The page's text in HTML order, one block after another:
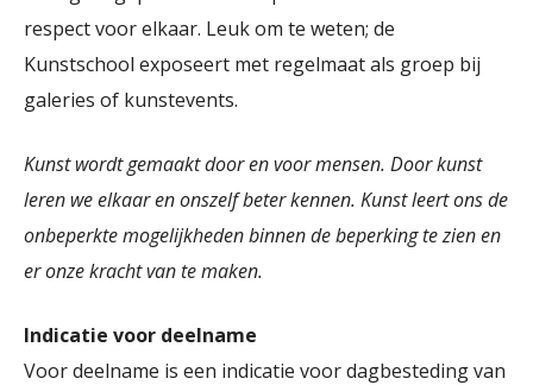
respect voor elkaar. Leuk om te weten; de
Kunstschool exposeert met regelmaat als groep bij
galeries of kunstevents.
Kunst wordt gemaakt door en voor mensen. Door kunst
leren we elkaar en onszelf beter kennen. Kunst leert ons de
onbeperkte mogelijkheden binnen de beperking te zien en
er onze kracht van te maken.
Indicatie voor deelname
Voor deelname is een indicatie voor dagbesteding van